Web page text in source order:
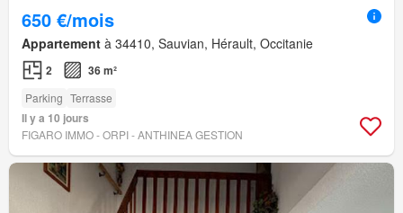
650 €/mois
Appartement à 34410, Sauvian, Hérault, Occitanie
2 36 m²
Parking Terrasse
Il y a 10 jours
FIGARO IMMO - ORPI - ANTHINEA GESTION